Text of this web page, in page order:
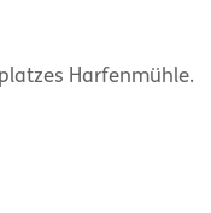
Harfenmühle.